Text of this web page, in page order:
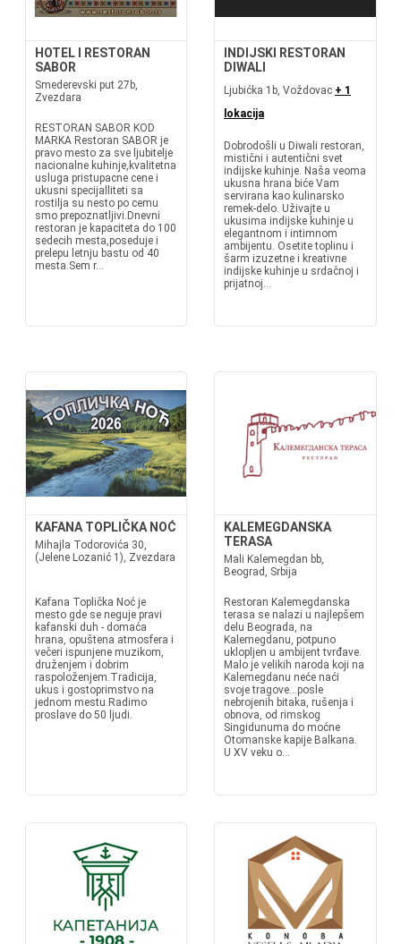
HOTEL I RESTORAN
SABOR
Smederevski put 27b,
Zvezdara
RESTORAN SABOR KOD
MARKA Restoran SABOR je
pravo mesto za sve ljubitelje
nacionalne kuhinje,kvalitetna
usluga pristupacne cene i
ukusni specijalliteti sa
rostilja su nesto po cemu
smo prepoznatljivi.Dnevni
restoran je kapaciteta do 100
sedecih mesta,poseduje i
prelepu letnju bastu od 40
mesta.Sem r...
INDIJSKI RESTORAN
DIWALI
Ljubićka 1b, Voždovac + 1
lokacija
Dobrodošli u Diwali restoran,
mistični i autentični svet
indijske kuhinje. Naša veoma
ukusna hrana biće Vam
servirana kao kulinarsko
remek-delo. Uživajte u
ukusima indijske kuhinje u
elegantnom i intimnom
ambijentu. Osetite toplinu i
šarm izuzetne i kreativne
indijske kuhinje u srdačnoj i
prijatnoj...
KAFANA TOPLIČKA NOĆ
Mihajla Todorovića 30,
(Jelene Lozanić 1), Zvezdara
Kafana Toplička Noć je
mesto gde se neguje pravi
kafanski duh - domaća
hrana, opuštena atmosfera i
večeri ispunjene muzikom,
druženjem i dobrim
raspoloženjem.Tradicija,
ukus i gostoprimstvo na
jednom mestu.Radimo
proslave do 50 ljudi.
KALEMEGDANSKA
TERASA
Mali Kalemegdan bb,
Beograd, Srbija
Restoran Kalemegdanska
terasa se nalazi u najlepšem
delu Beograda, na
Kalemegdanu, potpuno
uklopljen u ambijent tvrđave.
Malo je velikih naroda koji na
Kalemegdanu neće naći
svoje tragove…posle
nebrojenih bitaka, rušenja i
obnova, od rimskog
Singidunuma do moćne
Otomanske kapije Balkana.
U XV veku o...